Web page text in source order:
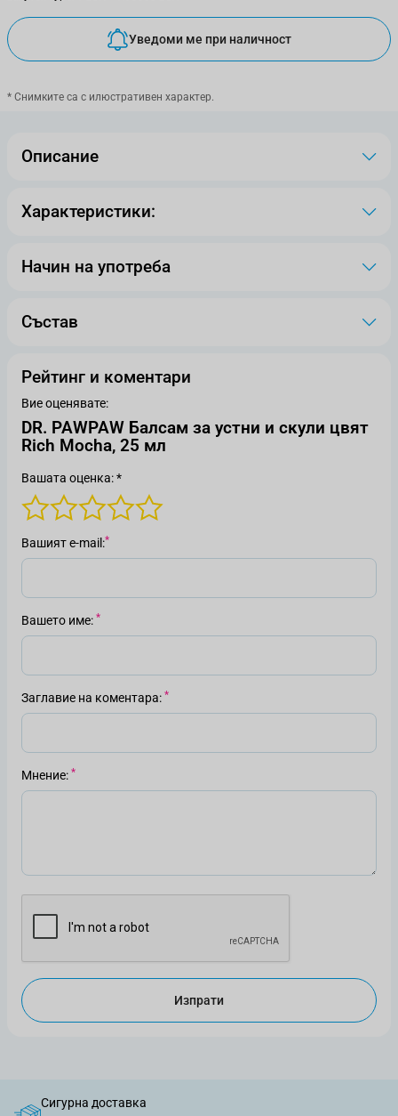
Уведоми ме при наличност
* Снимките са с илюстративен характер.
Описание
Характеристики:
Начин на употреба
Състав
Рейтинг и коментари
Вие оценявате:
DR. PAWPAW Балсам за устни и скули цвят
Rich Mocha, 25 мл
Вашата оценка: *
Вашият е-mail
Вашето име
Заглавие на коментара
Мнение
Изпрати
Сигурна доставка